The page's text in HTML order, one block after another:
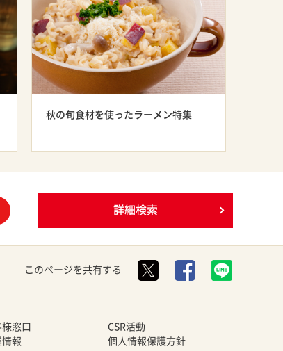
秋の旬食材を使ったラーメン特集
詳細検索
このページを共有する
様窓口
情報
CSR活動
個人情報保護方針